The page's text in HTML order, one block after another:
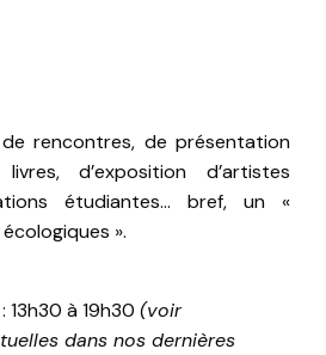
rencontres, de présentation
d’exposition d’artistes
étudiantes… bref, un «
».
13h30 à 19h30 (voir
dans nos dernières